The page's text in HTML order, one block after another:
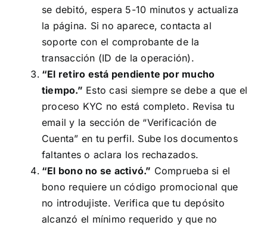
se debitó, espera 5-10 minutos y actualiza
la página. Si no aparece, contacta al
soporte con el comprobante de la
transacción (ID de la operación).
“El retiro está pendiente por mucho
tiempo.” Esto casi siempre se debe a que el
proceso KYC no está completo. Revisa tu
email y la sección de “Verificación de
Cuenta” en tu perfil. Sube los documentos
faltantes o aclara los rechazados.
“El bono no se activó.” Comprueba si el
bono requiere un código promocional que
no introdujiste. Verifica que tu depósito
alcanzó el mínimo requerido y que no